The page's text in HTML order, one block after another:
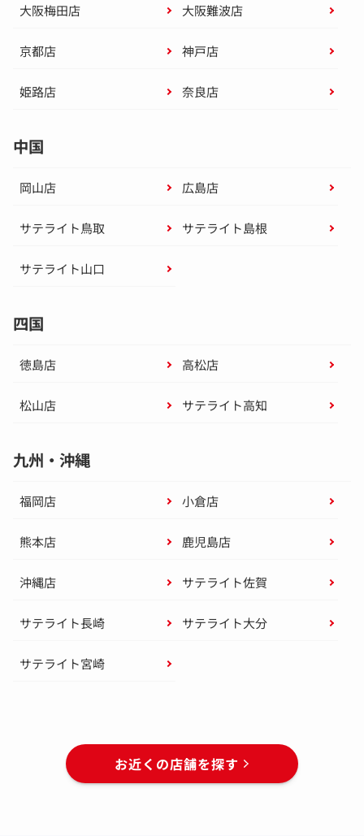
大阪梅田店 大阪難波店
京都店 神戸店
姫路店 奈良店
中国
岡山店 広島店
サテライト鳥取 サテライト島根
サテライト山口
四国
徳島店 高松店
松山店 サテライト高知
九州・沖縄
福岡店 小倉店
熊本店 鹿児島店
沖縄店 サテライト佐賀
サテライト長崎 サテライト大分
サテライト宮崎
お近くの店舗を探す